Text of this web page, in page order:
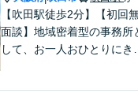
【吹田駅徒歩2分】【初回
面談】地域密着型の事務所
して、お一人おひとりにきめ